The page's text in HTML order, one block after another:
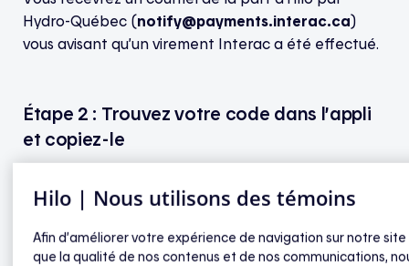
Hydro-Québec (notify@payments.interac.ca)
vous avisant qu’un virement Interac a été effectué.
Étape 2 : Trouvez votre code dans l’appli
et copiez-le
Une fois le courriel reçu, ouvrez votre appli Hilo et
accédez au Menu [☰], puis cliquez surMes
Récompenses.
Hilo | Nous utilisons des témoins
Afin d’améliorer votre expérience de navigation sur notre site
que la qualité de nos contenus et de nos communications,